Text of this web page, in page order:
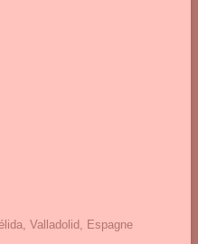
Valladolid, Espagne